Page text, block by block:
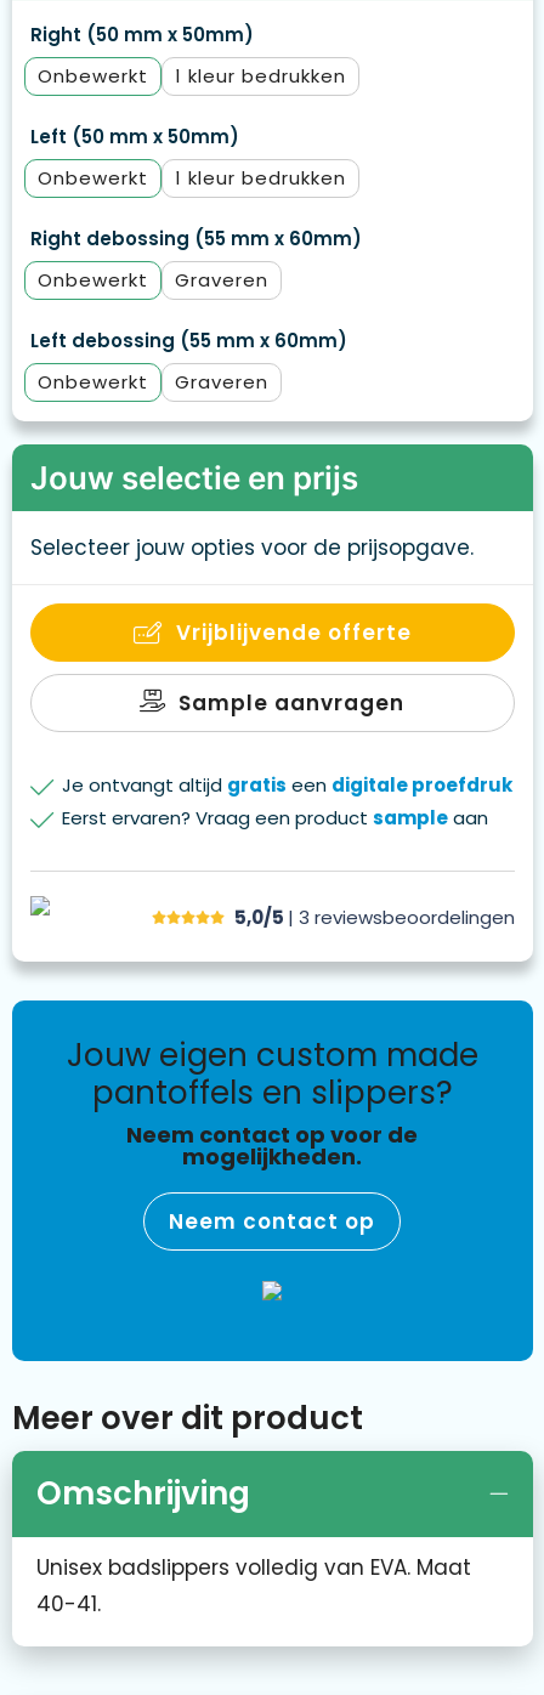
Right (50 mm x 50mm)
Onbewerkt
1
Left (50 mm x 50mm)
Onbewerkt
1
Right debossing (55 mm x 60mm)
Onbewerkt
Graveren
Left debossing (55 mm x 60mm)
Onbewerkt
Graveren
Jouw selectie en prijs
Selecteer jouw opties voor de prijsopgave.
Vrijblijvende offerte
Sample aanvragen
Je ontvangt altijd gratis een digitale proefdruk
Eerst ervaren? Vraag een product sampleaan
5,0/5 | 3 reviewsbeoordelingen
jouw eigen custom made
pantoffels en slippers?
Neem contact op voor de
mogelijkheden.
Neem contact op
Meer over dit product
Omschrijving
Unisex badslippers volledig van EVA. Maat
40-41.